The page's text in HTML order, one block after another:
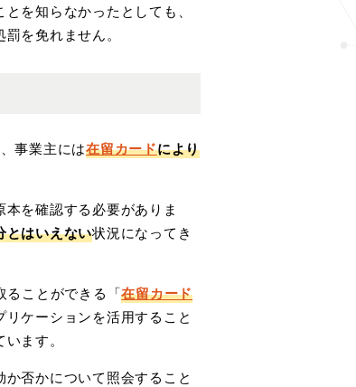
を知らなかったとしても、
を免れません。
事業主には在留カードにより
を確認する必要がありま
とはいえない状況になってき
ることができる「在留カード
ケーションを活用すること
ます。
否かについて照会すること